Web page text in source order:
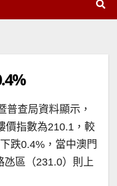
普查局資料顯示，
價指數為210.1，較
跌0.4%，當中澳門
氹區（231.0）則上